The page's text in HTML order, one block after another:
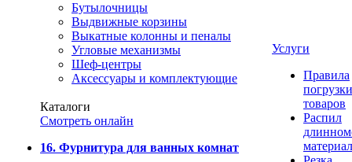
Бутылочницы
Выдвижные корзины
Выкатные колонны и пеналы
Угловые механизмы
Шеф-центры
Аксессуары и комплектующие
Каталоги
Смотреть онлайн
16. Фурнитура для ванных комнат
Услуги
Правила
погрузки
товаров
Распил